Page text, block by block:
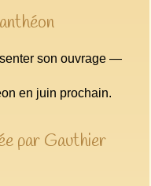
son ouvrage —
en juin prochain.
par Gauthier